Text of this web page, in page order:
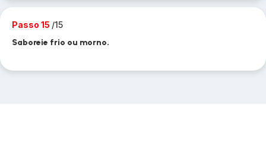
Passo 15 /15
Saboreie frio ou morno.